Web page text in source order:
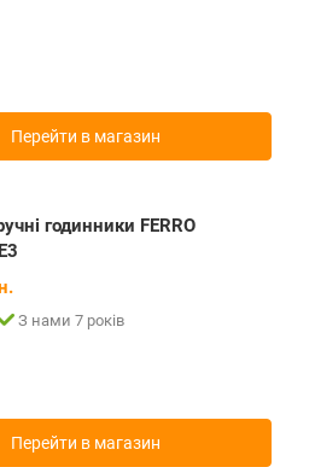
Перейти в магазин
годинники FERRO
З нами 7 років
Перейти в магазин